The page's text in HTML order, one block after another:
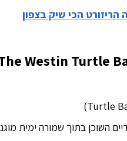
הריזורט הכי שיק בצפון
Westin Turtle
השוכן בתוך שמורה ימית